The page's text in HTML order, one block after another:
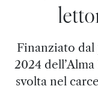
Finanziato
2024
svolta nel